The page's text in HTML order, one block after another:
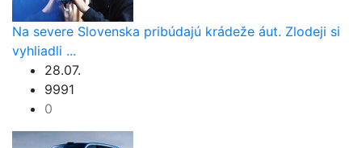
Na severe Slovenska pribúdajú krádeže áut. Zlodeji si
vyhliadli ...
28.07.
9991
0